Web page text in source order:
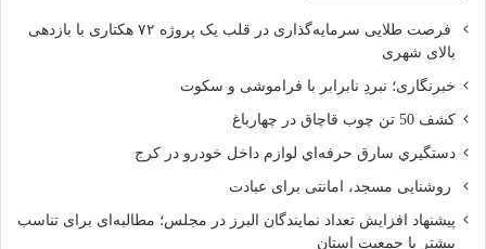
فرصت طلایی سرمایه‌گذاری در قلب یک پروژه ۷۲ هکتاری با بازدهی
بالای شهری
خبرنگاری؛ نبردِ نابرابر با فراموشی و سکوت
کشف 50 تن چوب قاچاق در چهارباغ
دستگيري سارق حرفه‌اي لوازم داخل خودرو در کرج
روشنایی مسجد، امانتی برای عبادت
پیشنهاد افزایش تعداد نمایندگان البرز در مجلس؛ مطالبه‌ای برای تناسب
بیشتر با جمعیت استان